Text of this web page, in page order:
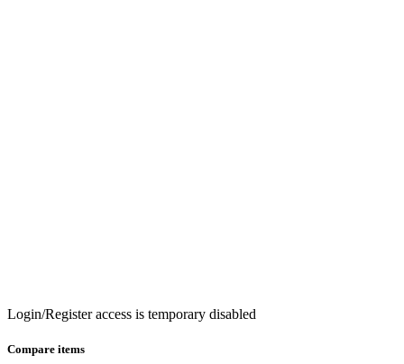
Login/Register access is temporary disabled
Compare items